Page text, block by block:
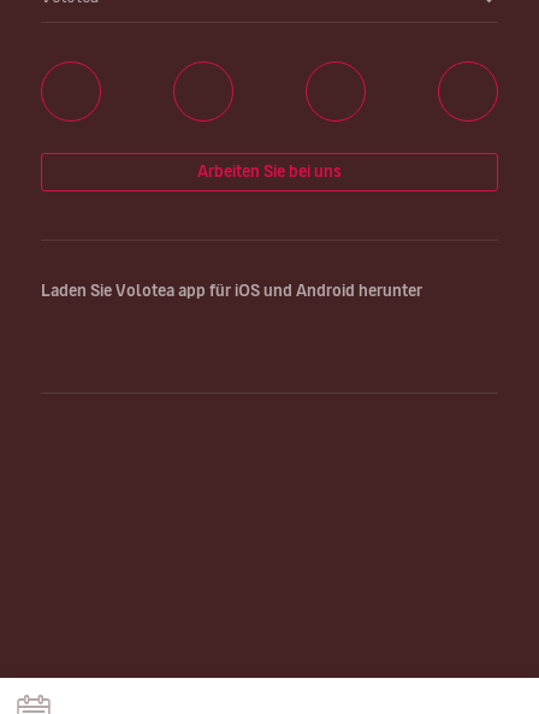
Arbeiten Sie bei uns
Laden Sie Volotea app für iOS und Android herunter